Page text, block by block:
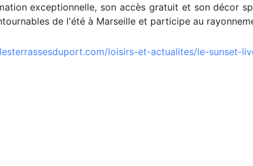
exceptionnelle, son accès gratuit et son décor
de l'été à Marseille et participe au
loisirs-et-actualites/le-sunset-